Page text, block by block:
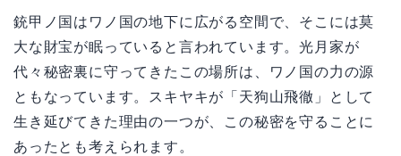
銃甲ノ国はワノ国の地下に広がる空間で、そこには莫
大な財宝が眠っていると言われています。光月家が
代々秘密裏に守ってきたこの場所は、ワノ国の力の源
ともなっています。スキヤキが「天狗山飛徹」として
生き延びてきた理由の一つが、この秘密を守ることに
あったとも考えられます。